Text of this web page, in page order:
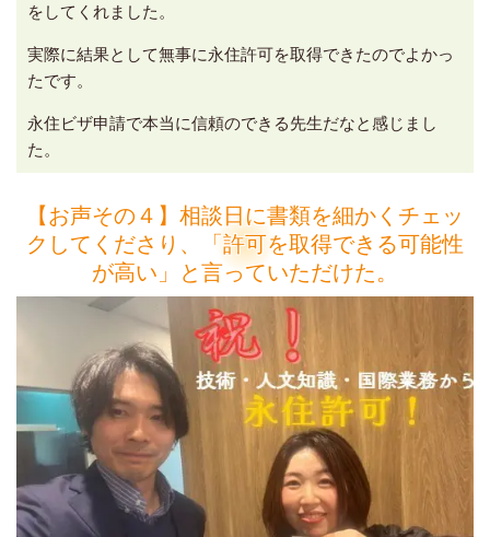
をしてくれました。
実際に結果として無事に永住許可を取得できたのでよかっ
たです。
永住ビザ申請で本当に信頼のできる先生だなと感じまし
た。
【お声その４】相談日に書類を細かくチェッ
クしてくださり、「許可を取得できる可能性
が高い」と言っていただけた。